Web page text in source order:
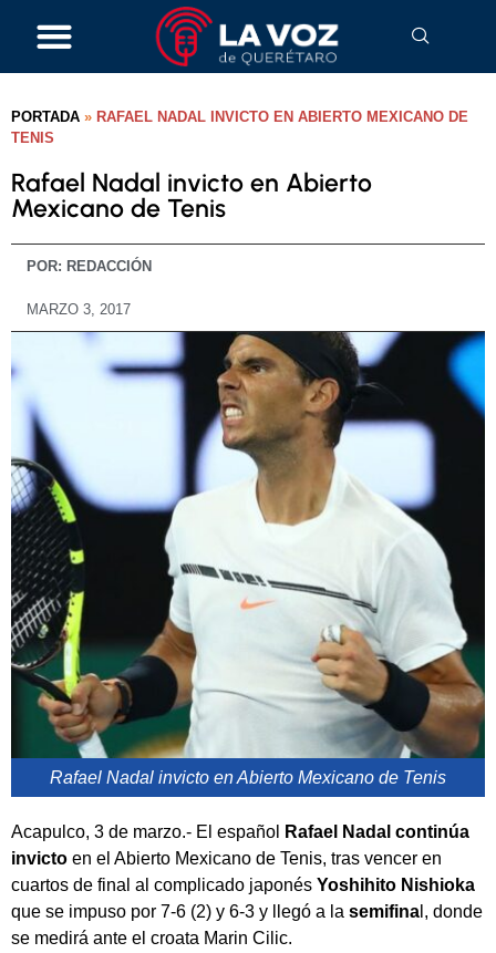
PORTADA » RAFAEL NADAL INVICTO EN ABIERTO MEXICANO DE
TENIS
Rafael Nadal invicto en Abierto
Mexicano de Tenis
POR: REDACCIÓN
MARZO 3, 2017
Rafael Nadal invicto en Abierto Mexicano de Tenis
Acapulco, 3 de marzo.- El español
Rafael Nadal continúa
invicto en el Abierto Mexicano de Tenis, tras vencer en
cuartos de final al complicado japonés Yoshihito Nishioka
que se impuso por 7-6 (2) y 6-3 y llegó a la semifina l, donde
se medirá ante el croata Marin Cilic.